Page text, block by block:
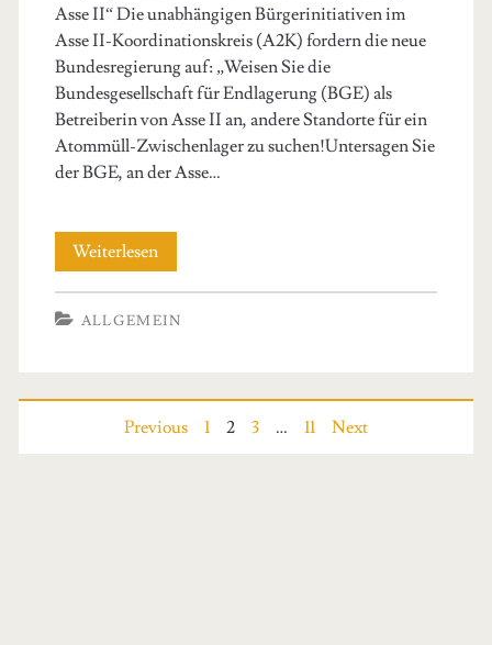
Asse II“ Die unabhängigen Bürgerinitiativen im
Asse II-Koordinationskreis (A2K) fordern die neue
Bundesregierung auf: „Weisen Sie die
Bundesgesellschaft für Endlagerung (BGE) als
Betreiberin von Asse II an, andere Standorte für ein
Atommüll-Zwischenlager zu suchen!Untersagen Sie
der BGE, an der Asse…
WeiterlesenNeue
Bundesregierung
muss
ALLGEMEIN
Seitennummerierung
Previous 1 2 3 … 11 Next